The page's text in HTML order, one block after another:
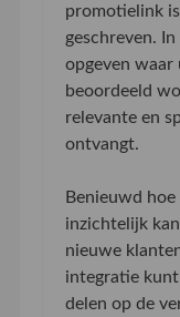
promotielink
geschreven.
opgeven
beoordeeld
relevante en
ontvangt.
Benieuwd
inzichtelijk
nieuwe
integratie
delen op de